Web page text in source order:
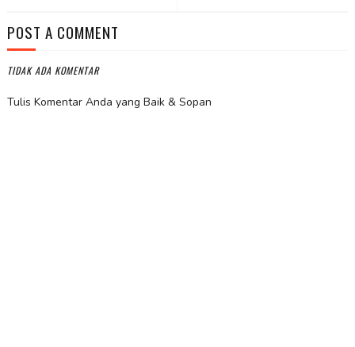
POST A COMMENT
TIDAK ADA KOMENTAR
Tulis Komentar Anda yang Baik & Sopan